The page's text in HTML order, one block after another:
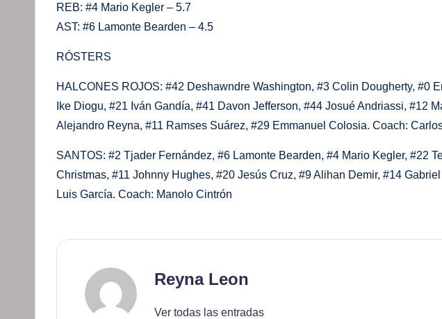
REB: #4 Mario Kegler – 5.7
AST: #6 Lamonte Bearden – 4.5
RÓSTERS
HALCONES ROJOS: #42 Deshawndre Washington, #3 Colin Dougherty, #0
Ike Diogu, #21 Iván Gandía, #41 Davon Jefferson, #44 Josué Andriassi, #12
Alejandro Reyna, #11 Ramses Suárez, #29 Emmanuel Colosia. Coach:
SANTOS: #2 Tjader Fernández, #6 Lamonte Bearden, #4 Mario Kegler, #22
Christmas, #11 Johnny Hughes, #20 Jesús Cruz, #9 Alihan Demir, #14
Luis García. Coach: Manolo Cintrón
Reyna Leon
Ver todas las entradas